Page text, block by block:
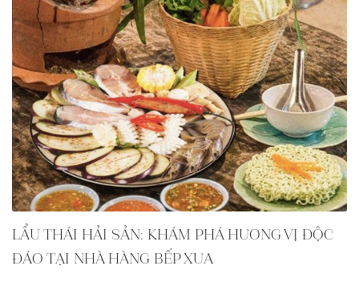
LẨU THÁI HẢI SẢN: KHÁM PHÁ HƯƠNG VỊ ĐỘC
ĐÁO TẠI NHÀ HÀNG BẾP XƯA